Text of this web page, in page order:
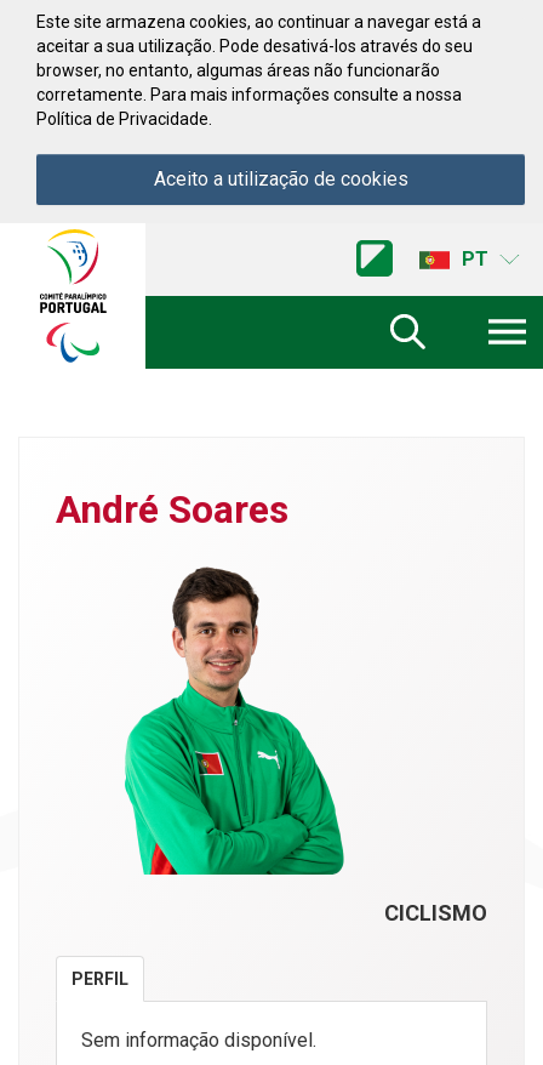
Saltar para conteúdo
Este site armazena cookies, ao continuar a navegar está a
aceitar a sua utilização. Pode desativá-los através do seu
browser, no entanto, algumas áreas não funcionarão
corretamente. Para mais informações consulte a nossa
Política de Privacidade.
Aceito a utilização de cookies
Comite
Paralimpico
Portugal
PT
André Soares
CICLISMO
PERFIL
Sem informação disponível.